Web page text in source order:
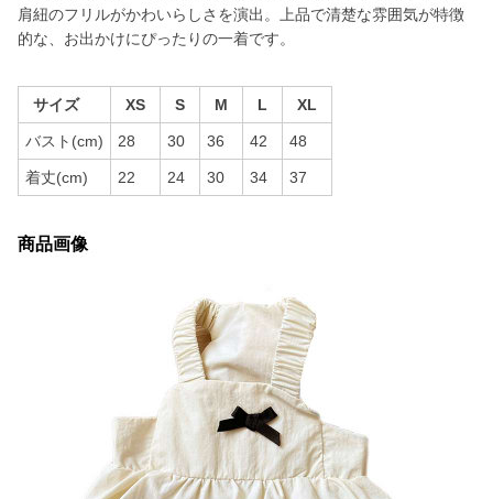
肩紐のフリルがかわいらしさを演出。上品で清楚な雰囲気が特徴
的な、お出かけにぴったりの一着です。
サイズ XS S M L XL
バスト(cm) 28 30 36 42 48
着丈(cm) 22 24 30 34 37
商品画像